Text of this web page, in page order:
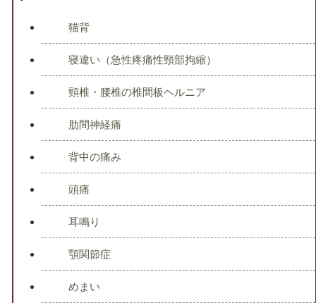
猫背
寝違い（急性疼痛性頸部拘縮）
頸椎・腰椎の椎間板ヘルニア
肋間神経痛
背中の痛み
頭痛
耳鳴り
顎関節症
めまい